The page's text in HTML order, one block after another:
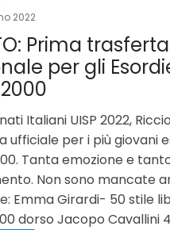
2022
Prima trasferta
per gli
Italiani UISP 2022,
ufficiale per i più giovani
Tanta emozione e
Non sono mancate
Emma Girardi- 50 stile
dorso Jacopo Cavallini